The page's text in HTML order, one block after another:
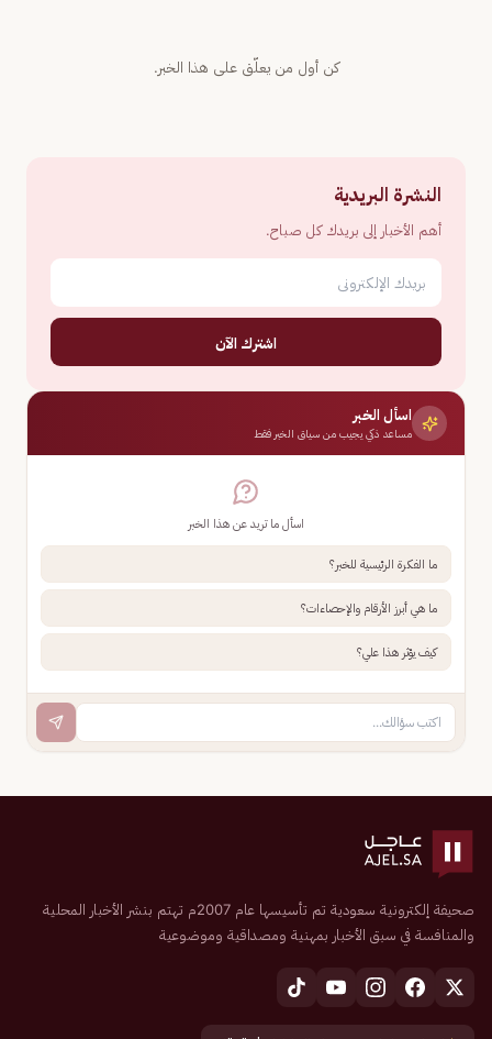
كن أول من يعلّق على هذا الخبر.
النشرة البريدية
أهم الأخبار إلى بريدك كل صباح.
اشترك الآن
اسأل الخبر
مساعد ذكي يجيب من سياق الخبر فقط
اسأل ما تريد عن هذا الخبر
ما الفكرة الرئيسية للخبر؟
ما هي أبرز الأرقام والإحصاءات؟
كيف يؤثر هذا علي؟
صحيفة إلكترونية سعودية تم تأسيسها عام 2007م تهتم بنشر الأخبار المحلية
والمنافسة في سبق الأخبار بمهنية ومصداقية وموضوعية